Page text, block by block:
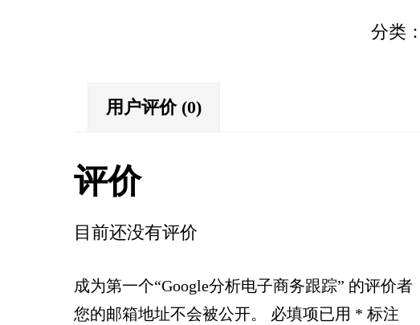
析
分类：
用户评价 (0)
评价
目前还没有评价
成为第一个“Google分析电子商务跟踪” 的评价者
您的邮箱地址不会被公开。
必填项已用 * 标注